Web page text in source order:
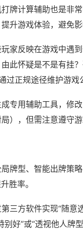
牌计算辅助也是非
升游戏体验，避免影
家反映在游戏中遇
此怀疑是不是有挂
过正规途径维护游戏
专用辅助工具，修
），但需注意遵守游
牌型、智能出牌策
胜率。
三方软件实现“随意
好”或“透视他人牌